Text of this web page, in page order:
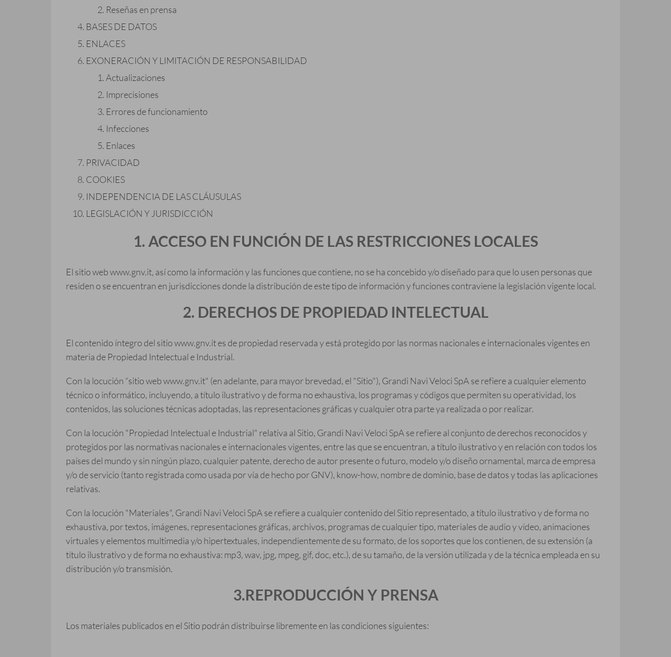
Reseñas en prensa
BASES DE DATOS
ENLACES
EXONERACIÓN Y LIMITACIÓN DE RESPONSABILIDAD
Actualizaciones
Imprecisiones
Errores de funcionamiento
Infecciones
Enlaces
PRIVACIDAD
COOKIES
INDEPENDENCIA DE LAS CLÁUSULAS
LEGISLACIÓN Y JURISDICCIÓN
1. ACCESO EN FUNCIÓN DE LAS RESTRICCIONES LOCALES
El sitio web www.gnv.it, así como la información y las funciones que contiene, no se ha concebido y/o diseñado para que lo usen personas que
residen o se encuentran en jurisdicciones donde la distribución de este tipo de información y funciones contraviene la legislación vigente local.
2. DERECHOS DE PROPIEDAD INTELECTUAL
El contenido íntegro del sitio www.gnv.it es de propiedad reservada y está protegido por las normas nacionales e internacionales vigentes en
materia de Propiedad Intelectual e Industrial.
Con la locución “sitio web www.gnv.it" (en adelante, para mayor brevedad, el "Sitio"), Grandi Navi Veloci SpA se refiere a cualquier elemento
técnico o informático, incluyendo, a título ilustrativo y de forma no exhaustiva, los programas y códigos que permiten su operatividad, los
contenidos, las soluciones técnicas adoptadas, las representaciones gráficas y cualquier otra parte ya realizada o por realizar.
Con la locución "Propiedad Intelectual e Industrial" relativa al Sitio, Grandi Navi Veloci SpA se refiere al conjunto de derechos reconocidos y
protegidos por las normativas nacionales e internacionales vigentes, entre las que se encuentran, a título ilustrativo y en relación con todos los
países del mundo y sin ningún plazo, cualquier patente, derecho de autor presente o futuro, modelo y/o diseño ornamental, marca de empresa
y/o de servicio (tanto registrada como usada por vía de hecho por GNV), know-how, nombre de dominio, base de datos y todas las aplicaciones
relativas.
Con la locución "Materiales", Grandi Navi Veloci SpA se refiere a cualquier contenido del Sitio representado, a título ilustrativo y de forma no
exhaustiva, por textos, imágenes, representaciones gráficas, archivos, programas de cualquier tipo, materiales de audio y vídeo, animaciones
virtuales y elementos multimedia y/o hipertextuales, independientemente de su formato, de los soportes que los contienen, de su extensión (a
título ilustrativo y de forma no exhaustiva: mp3, wav, jpg, mpeg, gif, doc, etc.), de su tamaño, de la versión utilizada y de la técnica empleada en su
distribución y/o transmisión.
3.REPRODUCCIÓN Y PRENSA
Los materiales publicados en el Sitio podrán distribuirse libremente en las condiciones siguientes: